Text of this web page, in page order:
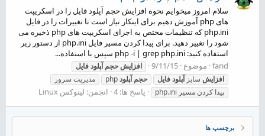
سلام امروز میخوایم نحوه افزایش حجم آپلود فایل را در اسکریپت
های php آموزش دهیم برای اینکار نیاز است تا تغییرات را در فایل
php.ini که تنظیمات مختص به اجرای اسکریپت های php ذخیره می
شود را تغییر دهید. برای پیدا کردن مسیر فایل php.ini از دستور زیر
استفاده کنید: php -i | grep php.ini سپس با استفاده...
farid موضوع 9/11/15 افزایشحجم آپلودفایل
افزایش سایزآپلودفایل حجم آپلود
مدیریت سرور
پیدا کردن مسیر php.ini
پاسخ ها: 4 انجمن: لینوکس Linux
برچسپ ها